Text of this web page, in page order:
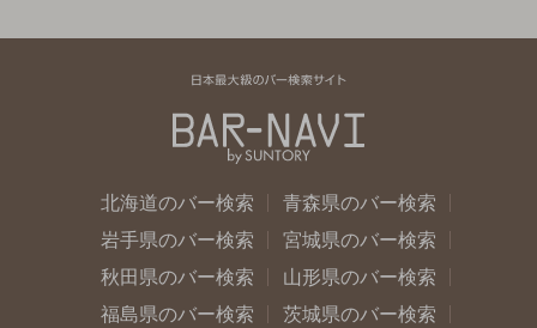
北海道のバー検索
青森県のバー検索
岩手県のバー検索
宮城県のバー検索
秋田県のバー検索
山形県のバー検索
福島県のバー検索
茨城県のバー検索